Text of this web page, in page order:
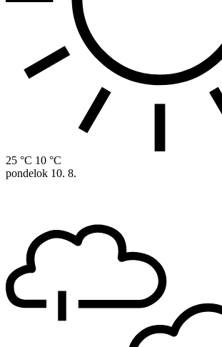
25 °C 10 °C
pondelok 10. 8.